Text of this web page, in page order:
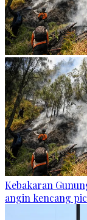
Kebakaran
angin kencang